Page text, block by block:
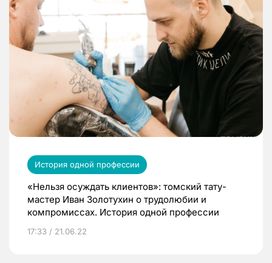
История одной профессии
«Нельзя осуждать клиентов»: томский тату-
мастер Иван Золотухин о трудолюбии и
компромиссах. История одной профессии
17:33 / 21.06.22